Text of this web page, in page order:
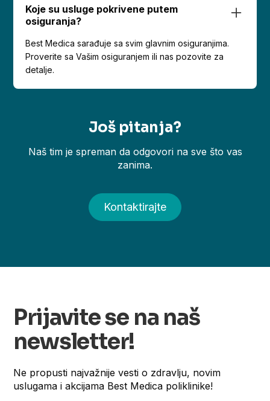
Koje su usluge pokrivene putem
osiguranja?
Best Medica sarađuje sa svim glavnim osiguranjima.
Proverite sa Vašim osiguranjem ili nas pozovite za
detalje.
Još pitanja?
Naš tim je spreman da odgovori na sve što vas
zanima.
Kontaktirajte
Prijavite se na naš
newsletter!
Ne propusti najvažnije vesti o zdravlju, novim
uslugama i akcijama Best Medica poliklinike!